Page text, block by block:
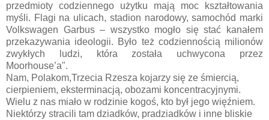
przedmioty codziennego użytku mają moc kształtowania
myśli. Flagi na ulicach, stadion narodowy, samochód marki
Volkswagen Garbus – wszystko mogło się stać kanałem
przekazywania ideologii. Było też codziennością milionów
zwykłych ludzi, która została uchwycona przez
Moorhouse’a".
Nam, Polakom,Trzecia Rzesza kojarzy się ze śmiercią,
cierpieniem, eksterminacją, obozami koncentracyjnymi.
Wielu z nas miało w rodzinie kogoś, kto był jego więźniem.
Niektórzy stracili tam dziadków, pradziadków i inne bliskie